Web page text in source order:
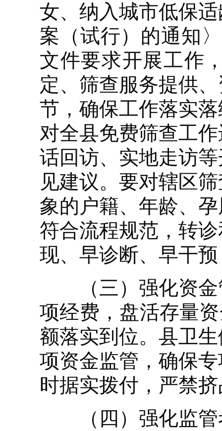
女、纳入城市低保
案（试行）的通知
文件要求开展工作
定、筛查服务提供
节，确保工作落实
对全县免费筛查工
话回访、实地走访
见建议。要对辖区
象的户籍、年龄、
符合流程规范，转
现、早诊断、早干
（三）强化资金
项经费，盘活存量
额落实到位。县卫
项资金监管，确保
时据实拨付，严禁
（四）强化监管